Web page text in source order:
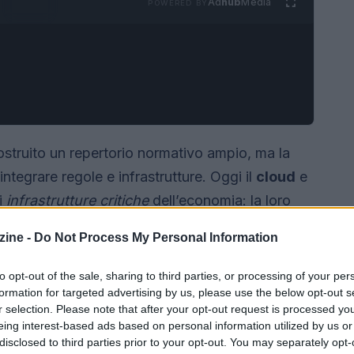
- Do Not Process My Personal Information
opt-out of the sale, sharing to third parties, or processing of your
for targeted advertising by us, please use the below opt-out
selection. Please note that after your opt-out request is processed
interest-based ads based on personal information utilized by us
to third parties prior to your opt-out. You may separately
un repertorio normativo ampio, ma la
regole e infrastrutture. Oggi il cloud e
infrastrutture critichedell’economia: la loro
e i diritti fondamentali. Nel mercato
raccolgono fino al 70% dei ricavi
è largamente fuori dai confini continentali,
la sola regolazione rischia di non risolvere.